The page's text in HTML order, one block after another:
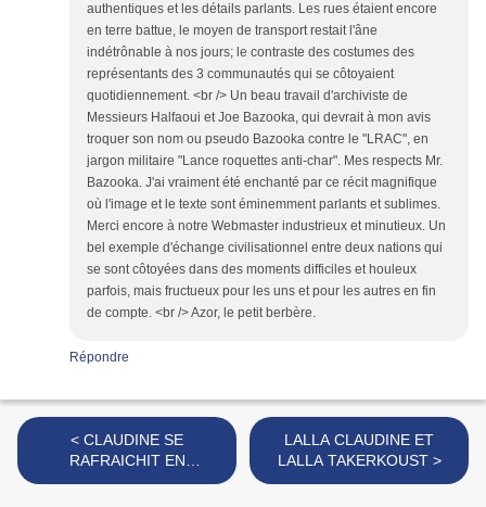
authentiques et les détails parlants. Les rues étaient encore
en terre battue, le moyen de transport restait l'âne
indétrônable à nos jours; le contraste des costumes des
représentants des 3 communautés qui se côtoyaient
quotidiennement. <br /> Un beau travail d'archiviste de
Messieurs Halfaoui et Joe Bazooka, qui devrait à mon avis
troquer son nom ou pseudo Bazooka contre le "LRAC", en
jargon militaire "Lance roquettes anti-char". Mes respects Mr.
Bazooka. J'ai vraiment été enchanté par ce récit magnifique
où l'image et le texte sont éminemment parlants et sublimes.
Merci encore à notre Webmaster industrieux et minutieux. Un
bel exemple d'échange civilisationnel entre deux nations qui
se sont côtoyées dans des moments difficiles et houleux
parfois, mais fructueux pour les uns et pour les autres en fin
de compte. <br /> Azor, le petit berbère.
Répondre
< CLAUDINE SE
RAFRAICHIT EN
MONTAGNE
LALLA CLAUDINE ET
LALLA TAKERKOUST >